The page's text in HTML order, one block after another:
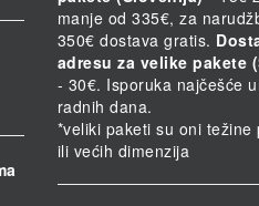
manje od 335€, za
350€ dostava gratis.
adresu za velike pakete
- 30€. Isporuka najčešće
radnih dana.
*veliki paketi su oni težine
ili većih dimenzija